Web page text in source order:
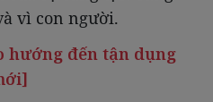
vì con người.
hướng đến tận dụng